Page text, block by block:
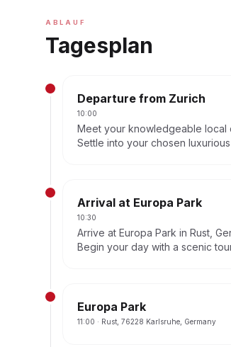
ABLAUF
Tagesplan
Departure from Zurich
10:00
Meet your knowledgeable
Settle into your chosen
Arrival at Europa Park
10:30
Arrive at Europa Park in Rust,
Begin your day with a scenic
Europa Park
11:00 · Rust, 76228 Karlsruhe, Germany